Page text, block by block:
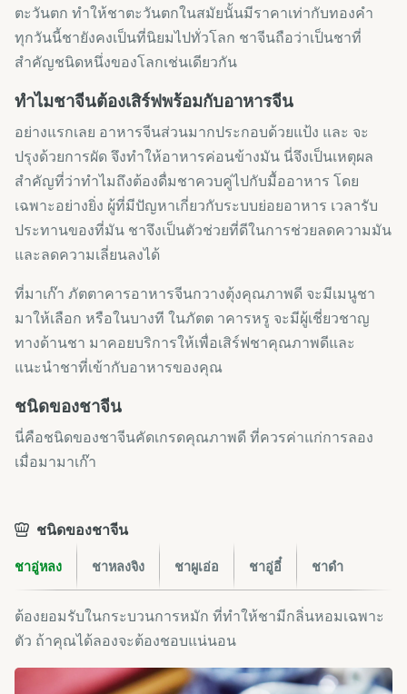
ตะวันตก ทำให้ชาตะวันตกในสมัยนั้นมีราคาเท่ากับทองคำ
ทุกวันนี้ชายังคงเป็นที่นิยมไปทั่วโลก ชาจีนถือว่าเป็นชาที่
สำคัญชนิดหนึ่งของโลกเช่นเดียวกัน
ทำไมชาจีนต้องเสิร์ฟพร้อมกับอาหารจีน
อย่างแรกเลย อาหารจีนส่วนมากประกอบด้วยแป้ง และ จะ
ปรุงด้วยการผัด จึงทำให้อาหารค่อนข้างมัน นี่จึงเป็นเหตุผล
สำคัญที่ว่าทำไมถึงต้องดื่มชาควบคู่ไปกับมื้ออาหาร โดย
เฉพาะอย่างยิ่ง ผู้ที่มีปัญหาเกี่ยวกับระบบย่อยอาหาร เวลารับ
ประทานของที่มัน ชาจึงเป็นตัวช่วยที่ดีในการช่วยลดความมัน
และลดความเลี่ยนลงได้
ที่มาเก๊า ภัตตาคารอาหารจีนกวางตุ้งคุณภาพดี จะมีเมนูชา
มาให้เลือก หรือในบางที ในภัตต าคารหรู จะมีผู้เชี่ยวชาญ
ทางด้านชา มาคอยบริการให้เพื่อเสิร์ฟชาคุณภาพดีและ
แนะนำชาที่เข้ากับอาหารของคุณ
ชนิดของชาจีน
นี่คือชนิดของชาจีนคัดเกรดคุณภาพดี ที่ควรค่าแก่การลอง
เมื่อมามาเก๊า
ชนิดของชาจีน
ชาอู่หลง ชาหลงจิง ชาผูเอ่อ ชาอู่อี๋ ชาดำ
ต้องยอมรับในกระบวนการหมัก ที่ทำให้ชามีกลิ่นหอมเฉพาะ
ตัว ถ้าคุณได้ลองจะต้องชอบแน่นอน